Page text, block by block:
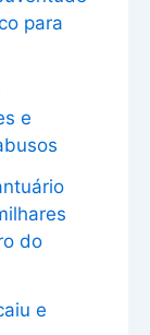
para
e
do
e